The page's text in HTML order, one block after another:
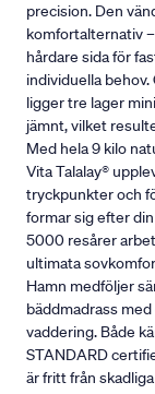
precision. Den
komfortalternativ
hårdare sida för
individuella
ligger tre lager
jämnt, vilket
Med hela 9 kilo
Vita Talalay®
tryckpunkter och
formar sig efter
5000 resårer
ultimata
Hamn medföljer
bäddmadrass
vaddering. Både
STANDARD
är fritt från